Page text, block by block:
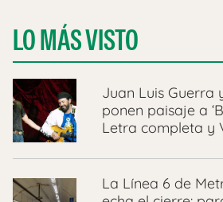
LO MÁS VISTO
Juan Luis Guerra
ponen paisaje a
Letra completa y
La Línea 6 de